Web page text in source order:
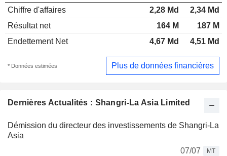
Dernières Actualités : Shangri-La Asia Limited
Démission du directeur des investissements de Shangri-La
Asia
07/07
MT
Chiffre d'affaires
2,28 Md
2,34 Md
Résultat net
164 M
187 M
Endettement Net
4,67 Md 4,51 Md
* Données estimées Plus de données financières